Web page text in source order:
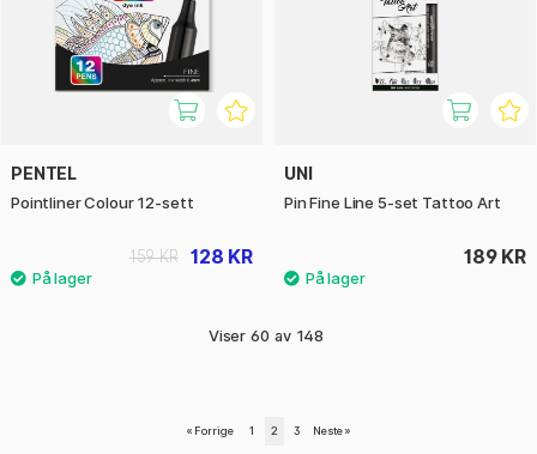
PENTEL
Pointliner Colour 12-sett
128 KR
159 KR
UNI
Pin Fine Line 5-set Tattoo Art
189 KR
Viser 60 av 148
« Forrige 1 2 3 Neste»